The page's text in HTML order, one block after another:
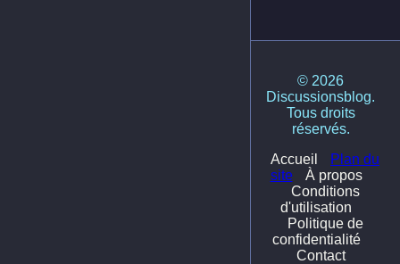
© 2026
Discussionsblog.
Tous droits
réservés.
Accueil
Plan du
site
À propos
Conditions
d'utilisation
Politique de
confidentialité
Contact